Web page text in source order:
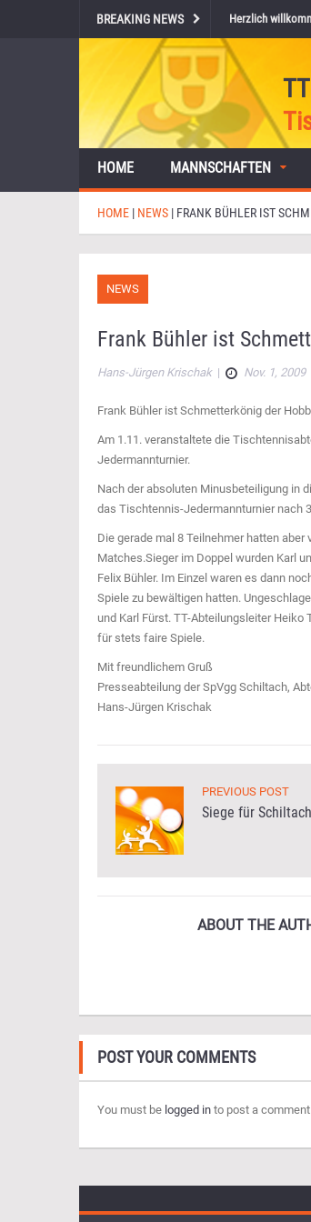
BREAKING NEWS Herzlich
HOME MANNSCHAFTEN
HOME | NEWS | FRANK BÜHLER IST
NEWS
Frank Bühler ist
Hans-Jürgen Krischak| Nov. 1, 2009
Frank Bühler ist Schmetterkönig der
Am 1.11. veranstaltete die
Jedermannturnier.
Nach der absoluten Minusbeteiligung in
das Tischtennis-Jedermannturnier nach
Die gerade mal 8 Teilnehmer hatten
Matches.Sieger im Doppel wurden Karl
Felix Bühler. Im Einzel waren es dann
Spiele zu bewältigen hatten.
und Karl Fürst. TT-Abteilungsleiter
für stets faire Spiele.
Mit freundlichem Gruß
Presseabteilung der SpVgg Schiltach,
Hans-Jürgen Krischak
PREVIOUS POST
Siege für
ABOUT THE
POST YOUR COMMENTS
You must be logged in to post a